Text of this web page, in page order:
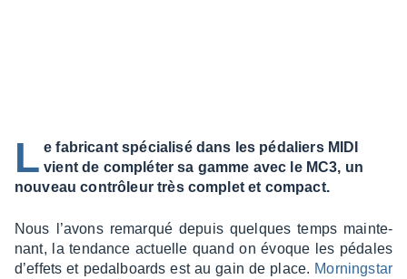
L e fabricant spécialisé dans les pédaliers MIDI
vient de compléter sa gamme avec le MC3, un
nouveau contrôleur très complet et compact.
Nous l’avons remarqué depuis quelques temps main­te­
nant, la tendance actuelle quand on évoque les pédales
d’ef­fets et pedal­boards est au gain de place. Morning­star